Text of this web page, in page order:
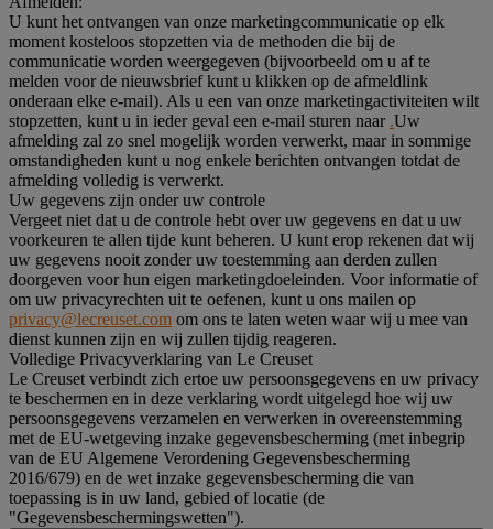
U kunt het ontvangen van onze marketingcommunicatie op elk
moment kosteloos stopzetten via de methoden die bij de
communicatie worden weergegeven (bijvoorbeeld om u af te
melden voor de nieuwsbrief kunt u klikken op de afmeldlink
onderaan elke e-mail). Als u een van onze marketingactiviteiten wilt
stopzetten, kunt u in ieder geval een e-mail sturen naar .Uw
afmelding zal zo snel mogelijk worden verwerkt, maar in sommige
omstandigheden kunt u nog enkele berichten ontvangen totdat de
afmelding volledig is verwerkt.
Uw gegevens zijn onder uw controle
Vergeet niet dat u de controle hebt over uw gegevens en dat u uw
voorkeuren te allen tijde kunt beheren. U kunt erop rekenen dat wij
uw gegevens nooit zonder uw toestemming aan derden zullen
doorgeven voor hun eigen marketingdoeleinden. Voor informatie of
om uw privacyrechten uit te oefenen, kunt u ons mailen op
privacy@lecreuset.com om ons te laten weten waar wij u mee van
dienst kunnen zijn en wij zullen tijdig reageren.
Volledige Privacyverklaring van Le Creuset
Le Creuset verbindt zich ertoe uw persoonsgegevens en uw privacy
te beschermen en in deze verklaring wordt uitgelegd hoe wij uw
persoonsgegevens verzamelen en verwerken in overeenstemming
met de EU-wetgeving inzake gegevensbescherming (met inbegrip
van de EU Algemene Verordening Gegevensbescherming
2016/679) en de wet inzake gegevensbescherming die van
toepassing is in uw land, gebied of locatie (de
"Gegevensbeschermingswetten").